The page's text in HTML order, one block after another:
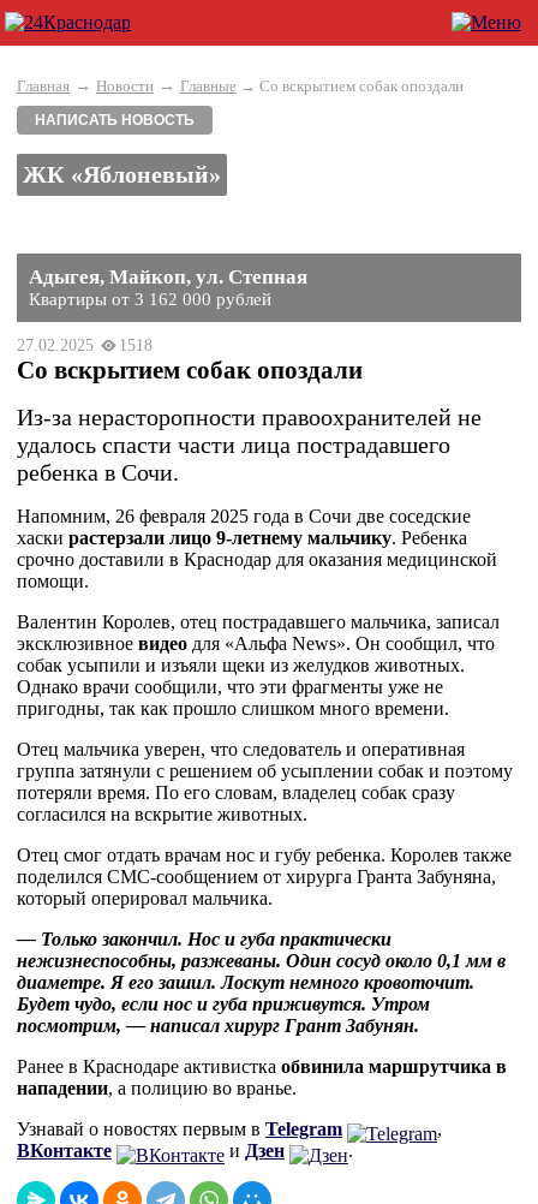
Главная → Новости → Главные → Со вскрытием собак опоздали
НАПИСАТЬ НОВОСТЬ
ЖК «Яблоневый»
Адыгея, Майкоп, ул. Степная
Квартиры от 3 162 000 рублей
27.02.2025 1518
Со вскрытием собак опоздали
Из-за нерасторопности правоохранителей не
удалось спасти части лица пострадавшего
ребенка в Сочи.
Напомним, 26 февраля 2025 года в Сочи две соседские
хаски растерзали лицо 9-летнему мальчику. Ребенка
срочно доставили в Краснодар для оказания медицинской
помощи.
Валентин Королев, отец пострадавшего мальчика, записал
эксклюзивное видео для «Альфа News». Он сообщил, что
собак усыпили и изъяли щеки из желудков животных.
Однако врачи сообщили, что эти фрагменты уже не
пригодны, так как прошло слишком много времени.
Отец мальчика уверен, что следователь и оперативная
группа затянули с решением об усыплении собак и поэтому
потеряли время. По его словам, владелец собак сразу
согласился на вскрытие животных.
Отец смог отдать врачам нос и губу ребенка. Королев также
поделился СМС-сообщением от хирурга Гранта Забуняна,
который оперировал мальчика.
— Только закончил. Нос и губа практически
нежизнеспособны, разжеваны. Один сосуд около 0,1 мм в
диаметре. Я его зашил. Лоскут немного кровоточит.
Будет чудо, если нос и губа приживутся. Утром
посмотрим, — написал хирург Грант Забунян.
Ранее в Краснодаре активистка обвинила маршрутчика в
нападении, а полицию во вранье.
Узнавай о новостях первым в Telegram
,
ВКонтакте
и Дзен .